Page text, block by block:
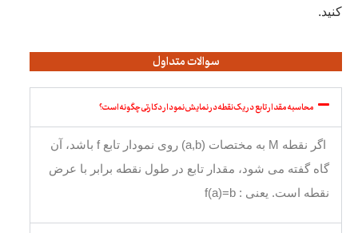
کنید.
سوالات متداول
محاسبه مقدار تابع در یک نقطه در نمایش نمودار دکارتی چگونه است؟
اگر نقطه M به مختصات (a,b) روی نمودار تابع f باشد، آن
گاه گفته می شود، مقدار تابع در طول نقطه برابر با عرض
نقطه است. یعنی : f(a)=b